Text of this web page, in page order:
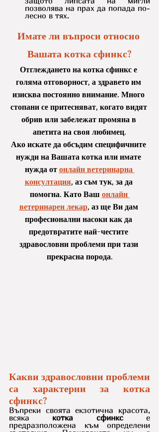
позволява на прах да попада по-
лесно в тях.
Имате ли въпроси относно
Вашата котка сфинкс?
Отглеждането на котка сфинкс е
голяма отговорност, а здравето им
изисква постоянно внимание. Много
стопани се притесняват, когато видят
обрив или забележат промяна в
апетита на своя любимец.
Ако искате да обсъдим специфичните
нужди на Вашата котка или имате
нужда от онлайн ветеринарна
консултация, аз съм тук, за да
помогна. Като Ваш онлайн
ветеринарен лекар, аз ще Ви дам
професионални насоки как да
предотвратите най-честите
здравословни проблеми при тази
прекрасна порода.
Какви здравословни проблеми
са характерни за котка
сфинкс?
Въпреки своята екзотична красота,
всяка котка сфинкс е
предразположена към определени